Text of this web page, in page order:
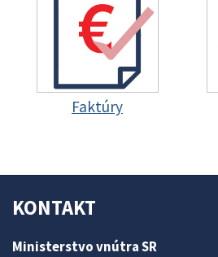
Faktúry
KONTAKT
Ministerstvo vnútra SR